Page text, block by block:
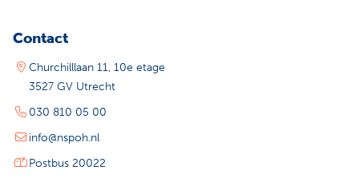
Contact
Churchilllaan 11, 10e etage
3527 GV Utrecht
030 810 05 00
info@nspoh.nl
Postbus 20022